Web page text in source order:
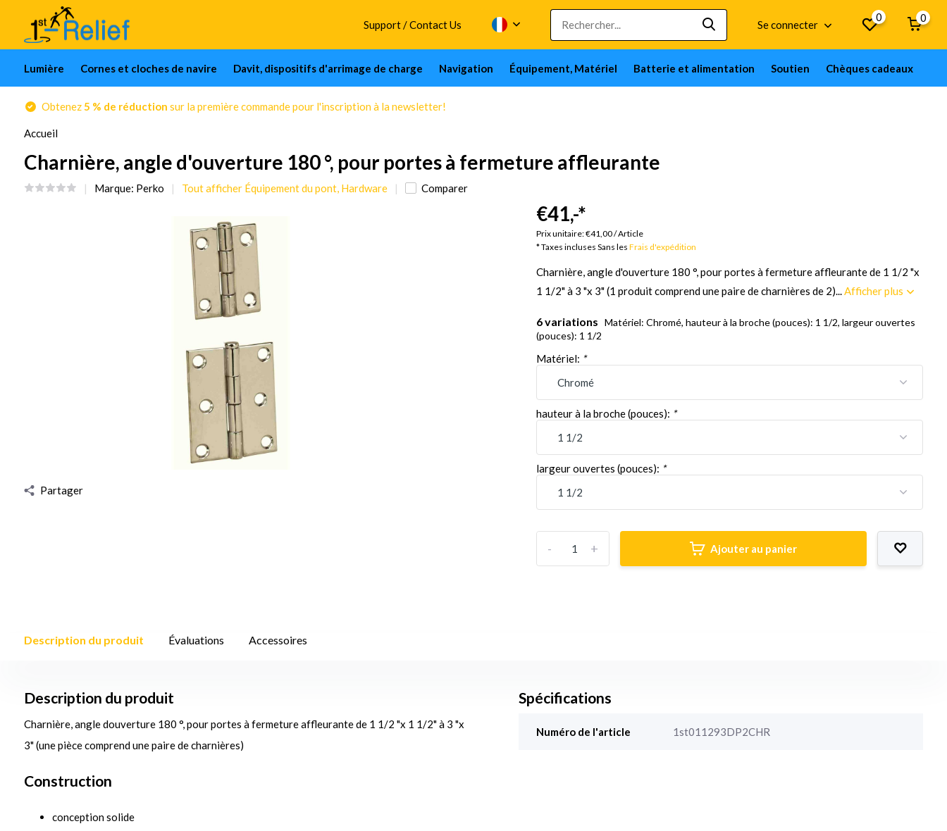
Support / Contact Us Se connecter
0 0
Lumière Cornes et cloches de navire Davit, dispositifs d'arrimage de charge Navigation Équipement, Matériel Batterie et alimentation Soutien Chèques cadeaux
Obtenez5 % de réduction sur la première commande pour l'inscription à la newsletter!
Accueil
Charnière, angle d'ouverture 180 °, pour portes à fermeture affleurante
Marque: Perko Tout afficher Équipement du pont, Hardware Comparer
Partager
€41,-*
Prix unitaire:€41,00/Article
* Taxes incluses Sans lesFrais d'expédition
Charnière, angle d'ouverture 180 °, pour portes à fermeture affleurante de 1 1/2 "x
1 1/2" à 3 "x 3" (1 produit comprend une paire de charnières de 2)...Afficher plus
6 variations
Matériel: Chromé, hauteur à la broche (pouces): 1 1/2, largeur ouvertes
(pouces): 1 1/2
Matériel: *
hauteur à la broche (pouces): *
largeur ouvertes (pouces): *
+
- Ajouter au panier
Description du produit Évaluations Accessoires
Description du produit
Charnière, angle douverture 180 °, pour portes à fermeture affleurante de 1 1/2 "x 1 1/2" à 3 "x
3" (une pièce comprend une paire de charnières)
Construction
conception solide
Spécifications
Numéro de l'article 1st011293DP2CHR